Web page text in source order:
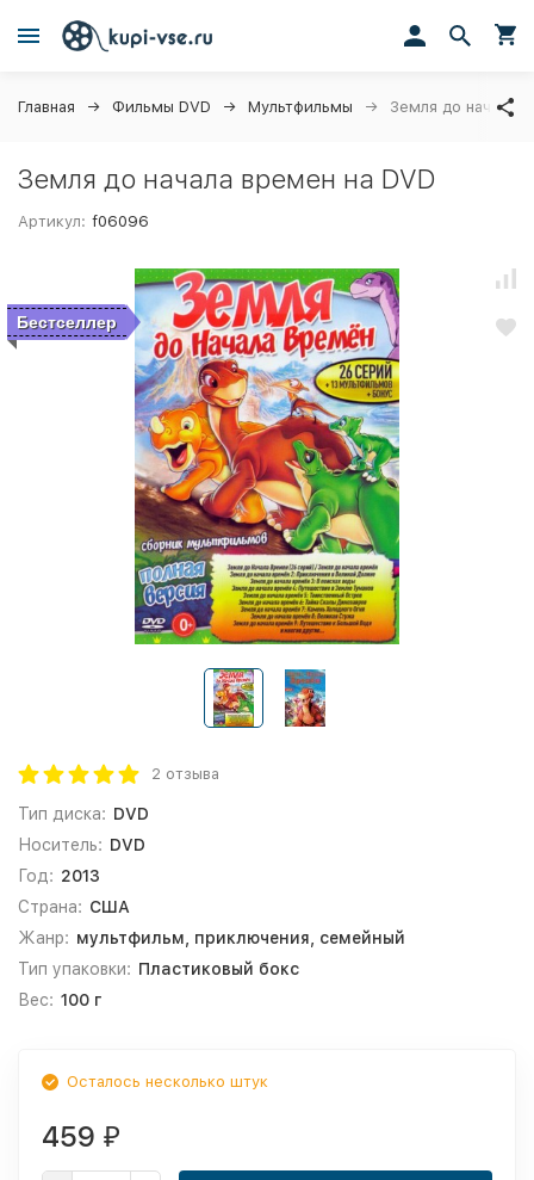
Главная Фильмы DVD Мультфильмы Земля до начала
Земля до начала времен на DVD
Артикул: f06096
Бестселлер
2 отзыва
Тип диска: DVD
Носитель: DVD
Год: 2013
Страна: США
Жанр: мультфильм, приключения, семейный
Тип упаковки: Пластиковый бокс
Вес: 100 г
Осталось несколько штук
459 ₽